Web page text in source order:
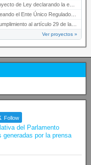
la esencialidad del servicio educativ…
Regulador de servicios públicos de la …
artículo 29 de la Ley provincial N° 1399…
Ver proyectos »
Follow
del Parlamento
por la prensa